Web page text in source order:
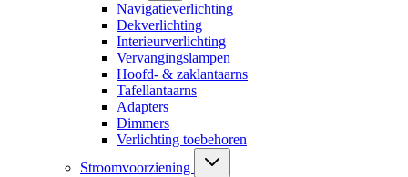
Navigatieverlichting
Dekverlichting
Interieurverlichting
Vervangingslampen
Hoofd- & zaklantaarns
Tafellantaarns
Adapters
Dimmers
Verlichting toebehoren
Stroomvoorziening